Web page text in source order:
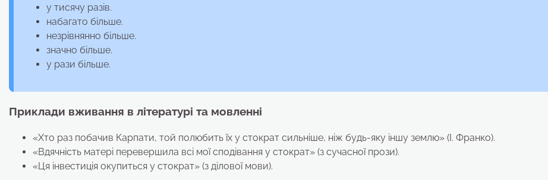
у тисячу разів.
набагато більше.
незрівнянно більше.
значно більше.
у рази більше.
Приклади вживання в літературі та мовленні
«Хто раз побачив Карпати, той полюбить їх у стократ сильніше, ніж будь-яку іншу землю» (І. Франко).
«Вдячність матері перевершила всі мої сподівання у стократ» (з сучасної прози).
«Ця інвестиція окупиться у стократ» (з ділової мови).